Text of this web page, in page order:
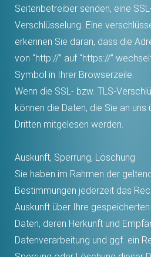
Seitenbetreiber senden, eine
Verschlüsselung. Eine
erkennen Sie daran, dass die
von “http://” auf “https://”
Symbol in Ihrer Browserzeile.
Wenn die SSL- bzw. TLS-
können die Daten, die Sie an
Dritten mitgelesen werden.
Auskunft, Sperrung, Löschung
Sie haben im Rahmen der
Bestimmungen jederzeit das
Auskunft über Ihre
Daten, deren Herkunft und
Datenverarbeitung und ggf. ein